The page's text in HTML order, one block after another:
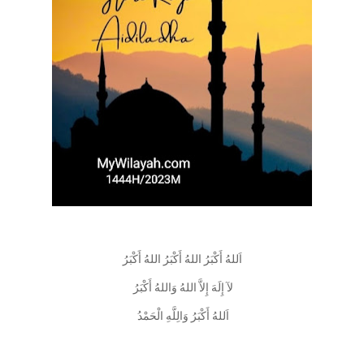
اَللهُ أَكْبَرُ اللهُ أَكْبَرُ اللهُ أَكْبَرُ
لآ إِلَهَ إِلاَّ اللهُ وَاللهُ أَكْبَرُ
اَللهُ أَكْبَرُ وَالِلَّهِ الْحَمْدُ